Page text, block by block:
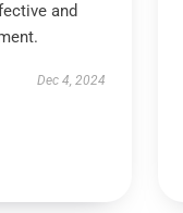
and
Dec 4, 2024